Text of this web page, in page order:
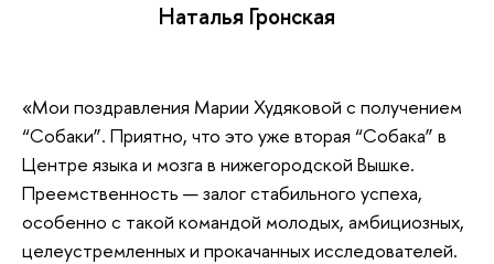
Наталья Гронская
«Мои поздравления Марии Худяковой с получением
“Собаки”. Приятно, что это уже вторая “Собака” в
Центре языка и мозга в нижегородской Вышке.
Преемственность — залог стабильного успеха,
особенно с такой командой молодых, амбициозных,
целеустремленных и прокачанных исследователей.